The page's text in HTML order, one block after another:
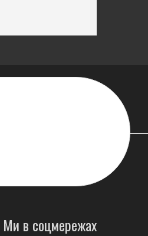
Ми в соцмережах